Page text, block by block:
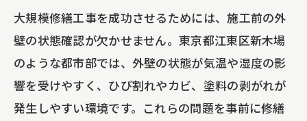
大規模修繕工事を成功させるためには、施工前の外
壁の状態確認が欠かせません。東京都江東区新木場
のような都市部では、外壁の状態が気温や湿度の影
響を受けやすく、ひび割れやカビ、塗料の剥がれが
発生しやすい環境です。これらの問題を事前に修繕